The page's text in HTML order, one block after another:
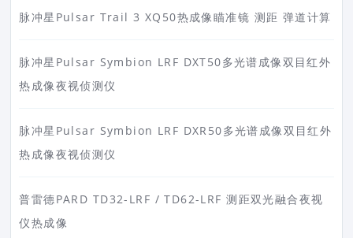
脉冲星Pulsar Trail 3 XQ50热成像瞄准镜 测距 弹道计算
脉冲星Pulsar Symbion LRF DXT50多光谱成像双目红外
热成像夜视侦测仪
脉冲星Pulsar Symbion LRF DXR50多光谱成像双目红外
热成像夜视侦测仪
普雷德PARD TD32-LRF / TD62-LRF 测距双光融合夜视
仪热成像